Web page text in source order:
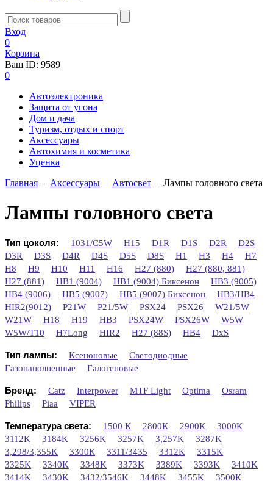
Вход
0
Корзина
Ваш ID: 9589
0
Автоэлектроника
Защита от угона
Дом и дача
Туризм, отдых и спорт
Аксессуары
Автохимия и косметика
Уценка
Главная – Аксессуары – Aвтосвет – Лампы головного света
Лампы головного света
Тип цоколя: 1031/C5W H15 D1R D1S D2R
D2S
D3R
D3S D4R D4S D5S D8S H1 H3 H4
H7
H8
H9 H10 H11 H16 H27 (880)
H27 (880, 881)
H27 (881)
HB1 (9004) HB1 (9004) Биксенон
HB3 (9005)
HB4 (9006)
HB5 (9007) HB5 (9007) Биксенон
HB3/HB4
HIR2(9012)
P21W P21/5W PSX24 PSX26
W21/5W
W21W
H18 H19 HB3 PSX24W PSX26W
W5W
W5W/T10
H7Long НIR2 H27 (88S) HB4 DxS
Тип лампы: Ксеноновые
Светодиодные
Газонаполненные
Галогеновые
Бренд: Catz Interpower MTF Light Optima
Osram
Philips
Piaa VIPER
Температура света: 1500 К 2800К 2900К
3000К
3112K
3184K 3256K 3257K 3,257K
3287K
3,298/3,355K
3300К 3311/3435 3312K
3315K
3325K
3340K 3348K 3373K 3389K 3393K
3410K
3414K
3430K 3432/3546K 3448K 3455K 3500К